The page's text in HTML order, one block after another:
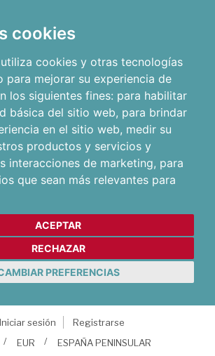
cookies
cookies y otras tecnologías
para mejorar su experiencia de
los siguientes fines: para habilitar
básica del sitio web, para brindar
en el sitio web, medir su
productos y servicios y
interacciones de marketing, para
que sean más relevantes para
ACEPTAR
RECHAZAR
PREFERENCIAS
Iniciar sesión
Registrarse
EUR ESPAÑA PENINSULAR